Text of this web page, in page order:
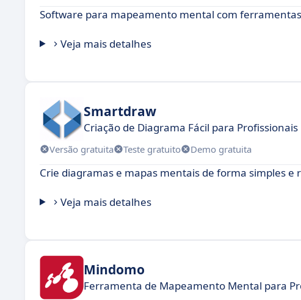
Software para mapeamento mental com
Veja mais detalhes
Smartdraw
Criação de Diagrama Fácil para Profissionais
Versão gratuita Teste gratuito Demo gratuita
Crie diagramas e mapas mentais de forma simples
Veja mais detalhes
Mindomo
Ferramenta de Mapeamento Mental para